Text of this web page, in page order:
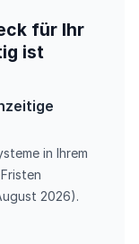
für Ihr
ist
in Ihrem
2026).